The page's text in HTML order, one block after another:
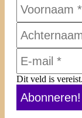
Dit veld is vereist.